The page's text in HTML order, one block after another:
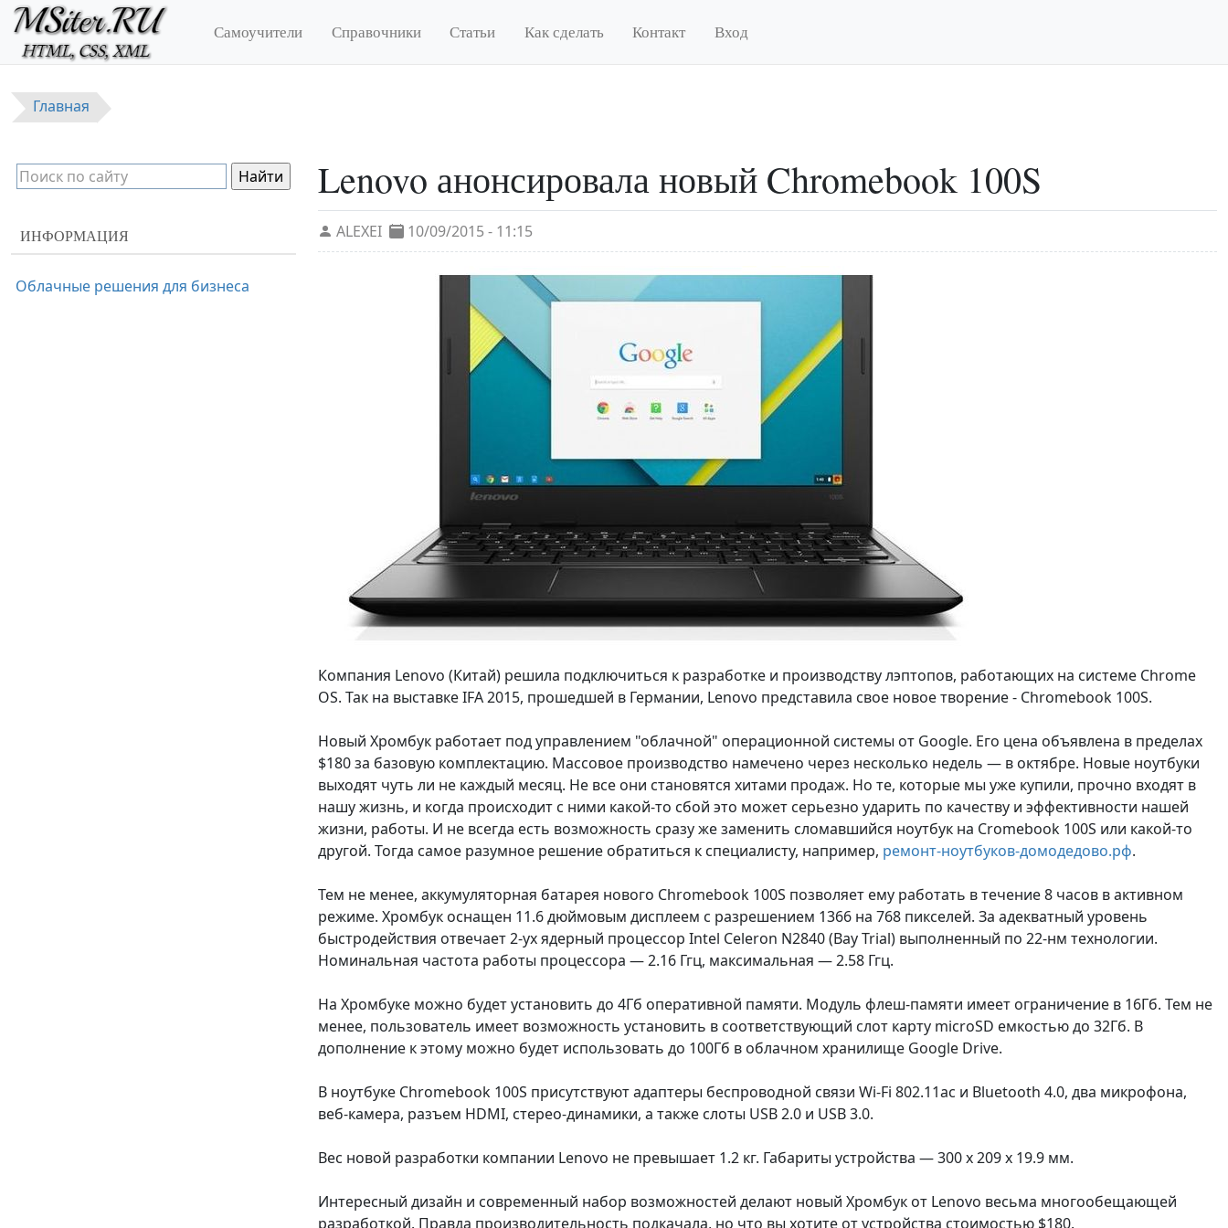
Перейти к основному содержанию
Самоучители Справочники Статьи Как сделать Контакт Вход
Главная
Lenovo анонсировала новый Chromebook 100S
ALEXEI 10/09/2015 - 11:15
Компания Lenovo (Китай) решила подключиться к разработке и производству лэптопов, работающих на системе Chrome
OS. Так на выставке IFA 2015, прошедшей в Германии, Lenovo представила свое новое творение - Chromebook 100S.
Новый Хромбук работает под управлением "облачной" операционной системы от Google. Его цена объявлена в пределах
$180 за базовую комплектацию. Массовое производство намечено через несколько недель — в октябре. Новые ноутбуки
выходят чуть ли не каждый месяц. Не все они становятся хитами продаж. Но те, которые мы уже купили, прочно входят в
нашу жизнь, и когда происходит с ними какой-то сбой это может серьезно ударить по качеству и эффективности нашей
жизни, работы. И не всегда есть возможность сразу же заменить сломавшийся ноутбук на Cromebook 100S или какой-то
другой. Тогда самое разумное решение обратиться к специалисту, например, ремонт-ноутбуков-домодедово.рф.
Тем не менее, аккумуляторная батарея нового Chromebook 100S позволяет ему работать в течение 8 часов в активном
режиме. Хромбук оснащен 11.6 дюймовым дисплеем с разрешением 1366 на 768 пикселей. За адекватный уровень
быстродействия отвечает 2-ух ядерный процессор Intel Celeron N2840 (Bay Trial) выполненный по 22-нм технологии.
Номинальная частота работы процессора — 2.16 Ггц, максимальная — 2.58 Ггц.
На Хромбуке можно будет установить до 4Гб оперативной памяти. Модуль флеш-памяти имеет ограничение в 16Гб. Тем не
менее, пользователь имеет возможность установить в соответствующий слот карту microSD емкостью до 32Гб. В
дополнение к этому можно будет использовать до 100Гб в облачном хранилище Google Drive.
В ноутбуке Chromebook 100S присутствуют адаптеры беспроводной связи Wi-Fi 802.11ac и Bluetooth 4.0, два микрофона,
веб-камера, разъем HDMI, стерео-динамики, а также слоты USB 2.0 и USB 3.0.
Вес новой разработки компании Lenovo не превышает 1.2 кг. Габариты устройства — 300 х 209 х 19.9 мм.
Интересный дизайн и современный набор возможностей делают новый Хромбук от Lenovo весьма многообещающей
разработкой. Правда производительность подкачала, но что вы хотите от устройства стоимостью $180.
ИНФОРМАЦИЯ
Облачные решения для бизнеса